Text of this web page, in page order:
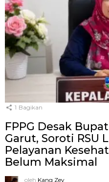
1 Bagikan
FPPG Desak
Garut, Soroti RSU
Pelayanan
Belum Maksimal
oleh Kang Zey